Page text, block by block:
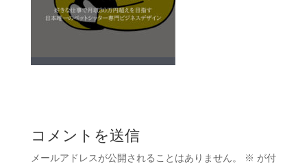
コメントを送信
メールアドレスが公開されることはありません。 ※ が付